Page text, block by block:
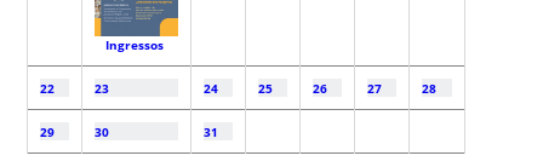
Ingressos
22 23 24 25 26 27 28
29 30 31